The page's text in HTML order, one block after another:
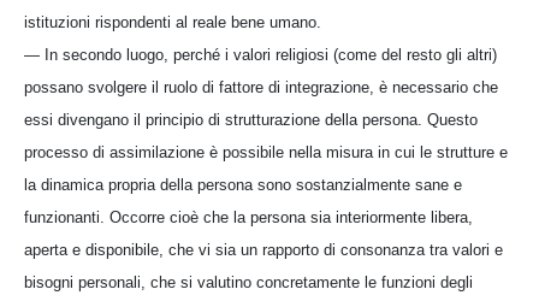
istituzioni rispondenti al reale bene umano.
— In secondo luogo, perché i valori religiosi (come del resto gli altri)
possano svolgere il ruolo di fattore di integrazione, è necessario che
essi divengano il principio di strutturazione della persona. Questo
processo di assimilazione è possibile nella misura in cui le strutture e
la dinamica propria della persona sono sostanzialmente sane e
funzionanti. Occorre cioè che la persona sia interiormente libera,
aperta e disponibile, che vi sia un rapporto di consonanza tra valori e
bisogni personali, che si valutino concretamente le funzioni degli